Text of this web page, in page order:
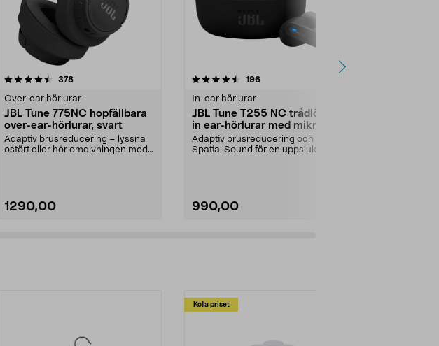
378recensioner
Over-ear hörlurar
JBL Tune 775NC hopfällbara
over-ear-hörlurar, svart
Adaptiv brusreducering – lyssna
ostört eller hör omgivningen med
1290,00
4.5 av 5 stjärnor 196recensioner
In-ear hörlurar
JBL Tune T255 NC trådlösa
in ear-hörlurar med mikrofon,
svart
Adaptiv brusreducering och
Spatial Sound för en uppslukande
990,00
4.5 av 5 stjärnor
Kolla priset